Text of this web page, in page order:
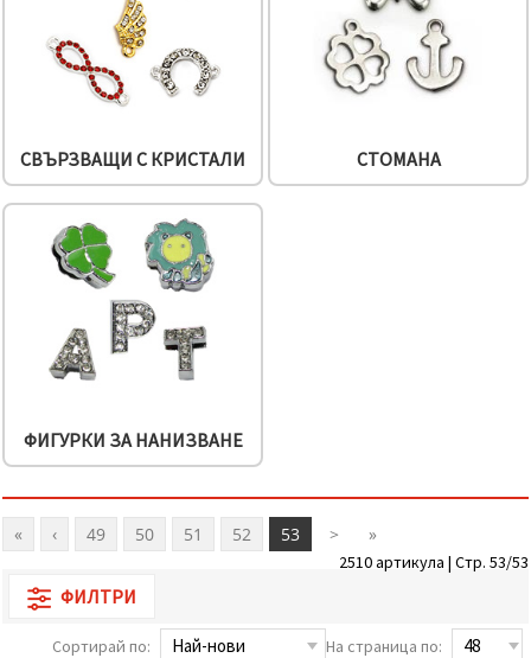
СВЪРЗВАЩИ С КРИСТАЛИ СТОМАНА
ФИГУРКИ ЗА НАНИЗВАНЕ
« ‹ 49 50 51 52 53 > »
2510 артикула | Стр. 53/53
ФИЛТРИ
Сортирай по: На страница по: